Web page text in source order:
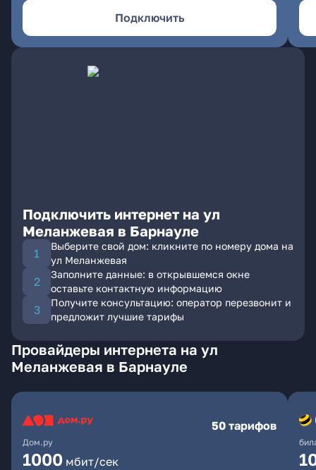
Подключить
Подключить интернет на ул
Меланжевая в Барнауле
Выберите свой дом: кликните по номеру дома на
ул Меланжевая
Заполните данные: в открывшемся окне
оставьте контактную информацию
Получите консультацию: оператор перезвонит и
предложит лучшие тарифы
Провайдеры интернета на ул
Меланжевая в Барнауле
Дом.ру
50 тарифов
1000 мбит/сек